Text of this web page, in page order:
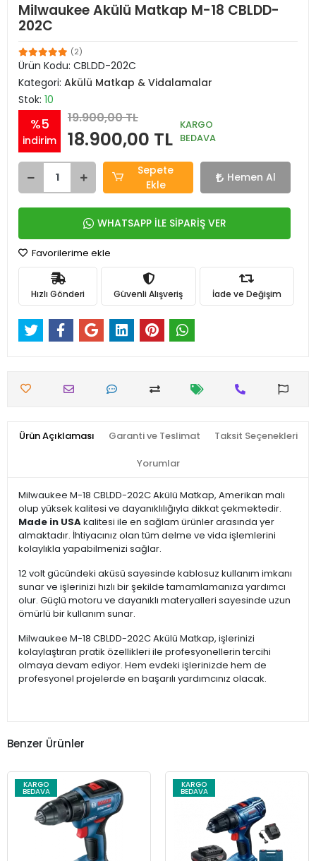
Milwaukee Akülü Matkap M-18 CBLDD-
202C
(2)
Ürün Kodu: CBLDD-202C
Kategori: Akülü Matkap & Vidalamalar
Stok: 10
%5
indirim
19.900,00 TL
18.900,00 TL
KARGO
BEDAVA
Sepete
Ekle
Hemen Al
WHATSAPP İLE SİPARİŞ VER
Favorilerime ekle
Hızlı Gönderi Güvenli Alışveriş İade ve Değişim
Ürün Açıklaması Garanti ve Teslimat Taksit Seçenekleri
Yorumlar
Milwaukee M-18 CBLDD-202C Akülü Matkap, Amerikan malı
olup yüksek kalitesi ve dayanıklılığıyla dikkat çekmektedir.
Made in USAkalitesi ile en sağlam ürünler arasında yer
almaktadır. İhtiyacınız olan tüm delme ve vida işlemlerini
kolaylıkla yapabilmenizi sağlar.
12 volt gücündeki aküsü sayesinde kablosuz kullanım imkanı
sunar ve işlerinizi hızlı bir şekilde tamamlamanıza yardımcı
olur. Güçlü motoru ve dayanıklı materyalleri sayesinde uzun
ömürlü bir kullanım sunar.
Milwaukee M-18 CBLDD-202C Akülü Matkap, işlerinizi
kolaylaştıran pratik özellikleri ile profesyonellerin tercihi
olmaya devam ediyor. Hem evdeki işlerinizde hem de
profesyonel projelerde en başarılı yardımcınız olacak.
Benzer Ürünler
KARGO
BEDAVA
KARGO
BEDAVA